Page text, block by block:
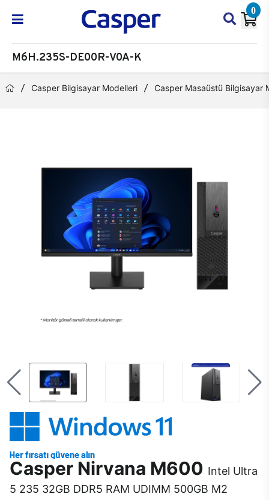
0
M6H.235S-DE00R-V0A-K
Casper Bilgisayar Modelleri Casper Masaüstü Bilgisayar
Casper Nirvana M600 Intel Ultra
5 235 32GB DDR5 RAM UDIMM 500GB M2